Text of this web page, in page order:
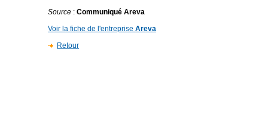
Source : Communiqué Areva
Voir la fiche de l'entreprise Areva
Retour